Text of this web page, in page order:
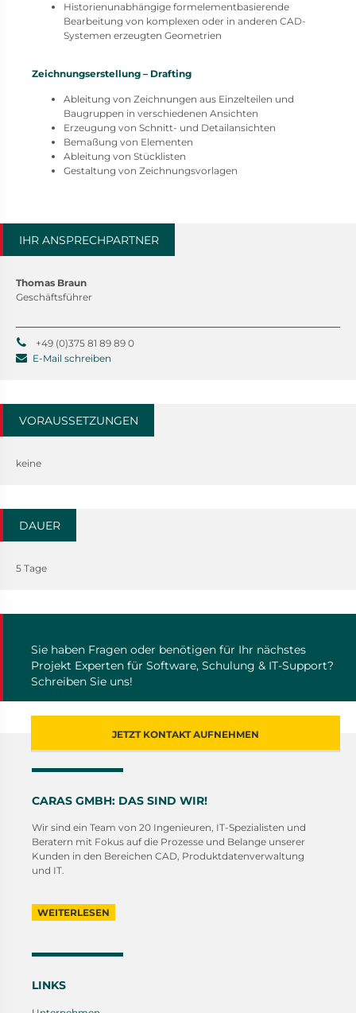
Historienunabhängige formelementbasierende
Bearbeitung von komplexen oder in anderen CAD-
Systemen erzeugten Geometrien
Zeichnungserstellung – Drafting
Ableitung von Zeichnungen aus Einzelteilen und
Baugruppen in verschiedenen Ansichten
Erzeugung von Schnitt- und Detailansichten
Bemaßung von Elementen
Ableitung von Stücklisten
Gestaltung von Zeichnungsvorlagen
IHR ANSPRECHPARTNER
Thomas Braun
Geschäftsführer
+49 (0)375 81 89 89 0
E-Mail schreiben
VORAUSSETZUNGEN
keine
DAUER
5 Tage
Sie haben Fragen oder benötigen für Ihr nächstes
Projekt Experten für Software, Schulung & IT-Support?
Schreiben Sie uns!
JETZT KONTAKT AUFNEHMEN
CARAS GMBH: DAS SIND WIR!
Wir sind ein Team von 20 Ingenieuren, IT-Spezialisten und
Beratern mit Fokus auf die Prozesse und Belange unserer
Kunden in den Bereichen CAD, Produktdatenverwaltung
und IT.
WEITERLESEN
LINKS